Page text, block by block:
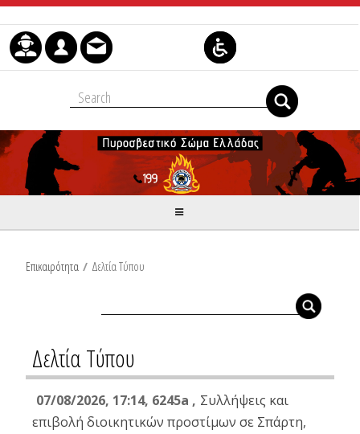
Skip to Content
Επικαιρότητα / Δελτία Τύπου
Δελτία Τύπου
07/08/2026, 17:14, 6245a , Συλλήψεις και
επιβολή διοικητικών προστίμων σε Σπάρτη,